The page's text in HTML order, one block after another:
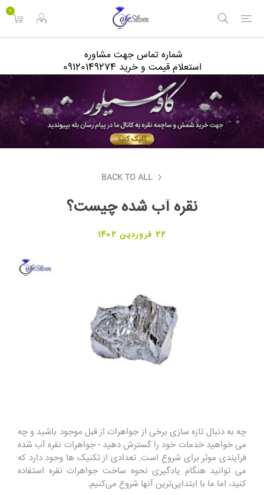
0
شماره تماس جهت مشاوره
استعلام قیمت و خرید 09120149274
BACK TO ALL
نقره آب شده چیست؟
22 فروردین 1402
چه به دنبال تازه سازی برخی از جواهرات از قبل موجود باشید و چه
می خواهید خدمات خود را گسترش دهید - جواهرات نقره آب شده
فرایندی موثر برای شروع است. تعدادی از تکنیک ‌ها وجود دارد که
می ‌توانید هنگام یادگیری نحوه ساخت جواهرات نقره استفاده
کنید، اما ما با ابتدایی‌ترین آنها شروع می‌کنیم.